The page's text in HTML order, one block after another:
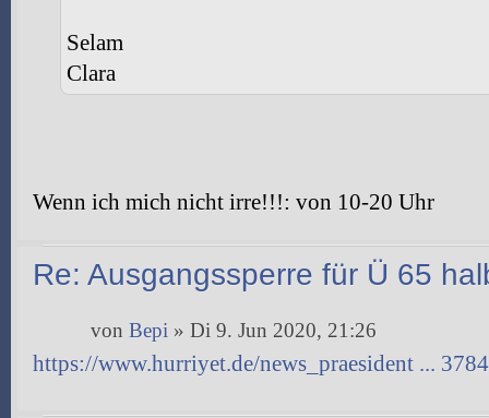
Selam
Clara
Wenn ich mich nicht irre!!!: von 10-20 Uhr
Re: Ausgangssperre für Ü 65
von Bepi » Di 9. Jun 2020, 21:26
https://www.hurriyet.de/news_praesident ...